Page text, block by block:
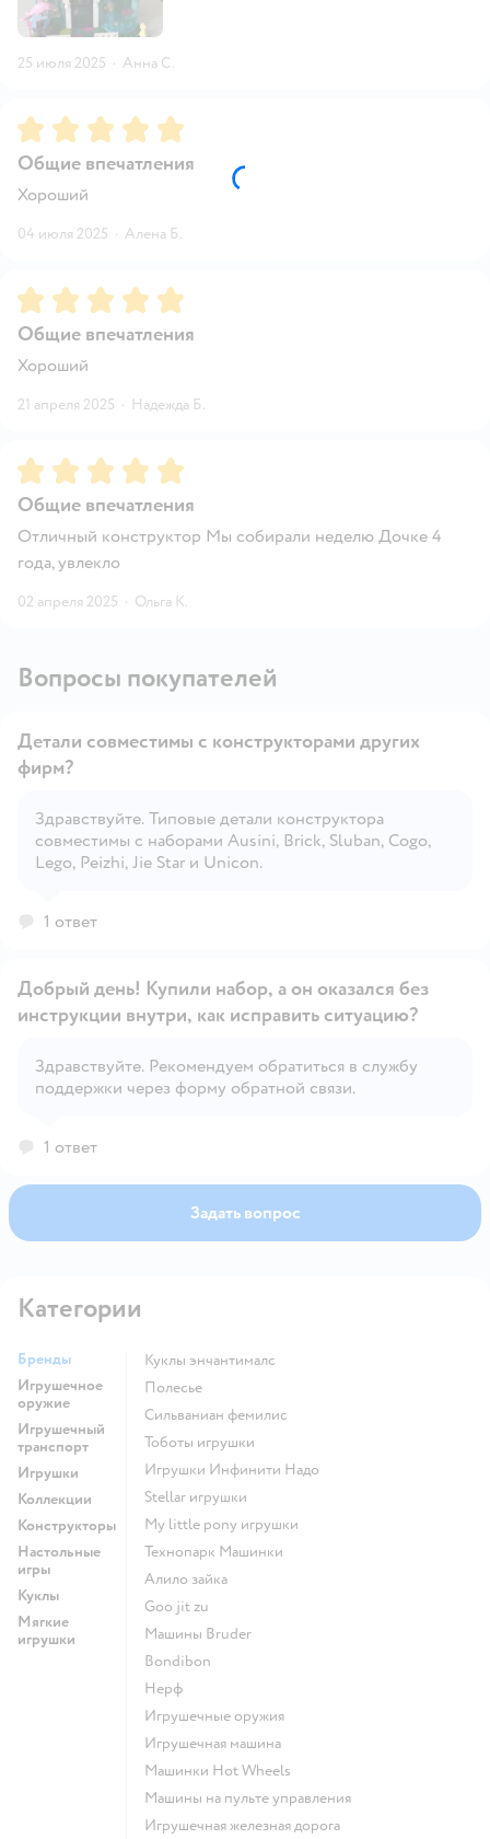
25 июля 2025 · Анна С.
Рейтинг:5
Общие впечатления
Хороший
04 июля 2025 · Алена Б.
Рейтинг:5
Общие впечатления
Хороший
21 апреля 2025 · Надежда Б.
Рейтинг:5
Общие впечатления
Отличный конструктор Мы собирали неделю Дочке 4
года, увлекло
02 апреля 2025 · Ольга К.
Вопросы покупателей
Открыть вопрос
Детали совместимы с конструкторами других
фирм?
Здравствуйте. Типовые детали конструктора
совместимы с наборами Ausini, Brick, Sluban, Cogo,
Lego, Peizhi, Jie Star и Unicon.
1 ответ
Открыть вопрос
Добрый день! Купили набор, а он оказался без
инструкции внутри, как исправить ситуацию?
Здравствуйте. Рекомендуем обратиться в службу
поддержки через форму обратной связи.
1 ответ
Задать вопрос
Категории
Бренды
Игрушечное
оружие
Игрушечный
транспорт
Игрушки
Коллекции
Конструкторы
Настольные
игры
Куклы
Мягкие
игрушки
Куклы энчантималс
Полесье
Сильваниан фемилис
Тоботы игрушки
Игрушки Инфинити Надо
Stellar игрушки
my little pony игрушки
Технопарк Машинки
Алило зайка
Goo jit zu
Машины Bruder
Bondibon
Нерф
Игрушечные оружия
Игрушечная машина
Машинки Hot Wheels
Машины на пульте управления
Игрушечная железная дорога